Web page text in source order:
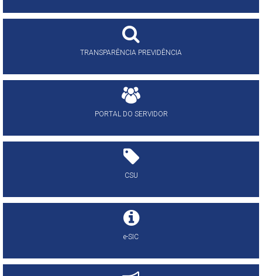
TRANSPARÊNCIA PREVIDÊNCIA
PORTAL DO SERVIDOR
CSU
e-SIC